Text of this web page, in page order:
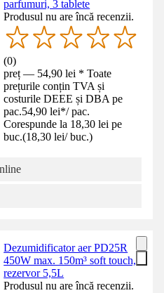
parfumuri, 3 tablete
Produsul nu are încă recenzii.
(0)
preț — 54,90 lei * Toate
prețurile conțin TVA și
costurile DEEE și DBA pe
pac.54,90 lei*/ pac.
Corespunde la 18,30 lei pe
buc.(18,30 lei/ buc.)
Dezumidificator aer PD25R
450W max. 150m³ soft touch,
rezervor 5,5L
Produsul nu are încă recenzii.